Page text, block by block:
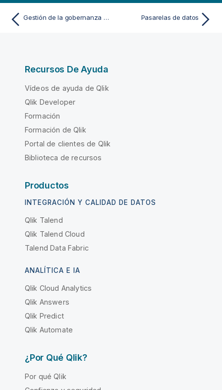
Gestión de la gobernanza y las transferencias de datos Pasarelas de datos
Recursos De Ayuda
Vídeos de ayuda de Qlik
Qlik Developer
Formación
Formación de Qlik
Portal de clientes de Qlik
Biblioteca de recursos
Productos
INTEGRACIÓN Y CALIDAD DE DATOS
Qlik Talend
Qlik Talend Cloud
Talend Data Fabric
ANALÍTICA E IA
Qlik Cloud Analytics
Qlik Answers
Qlik Predict
Qlik Automate
¿Por Qué Qlik?
Por qué Qlik